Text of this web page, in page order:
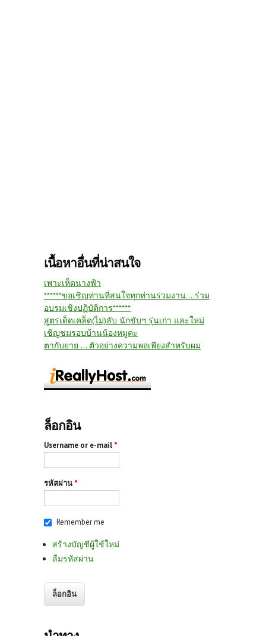
เนื้อหาอื่นที่น่าสนใจ
เพาะเห็ดนางฟ้า
******ขอเชิญท่านที่สนใจทุกท่านร่วมงาน....ร่วม
อบรมเชิงปฏิบัติการ******
สูตรเด็ดเคล็ด(ไม่)ลับ นักขับฯ รุ่นเก่า และใหม่
เชิญชมรอบบ้านน้องหมูค่ะ
ตากับยาย ... ตัวอย่างความพอเพียงสำหรับผม
ล็อกอิน
Username or e-mail *
รหัสผ่าน *
Remember me
สร้างบัญชีผู้ใช้ใหม่
ลืมรหัสผ่าน